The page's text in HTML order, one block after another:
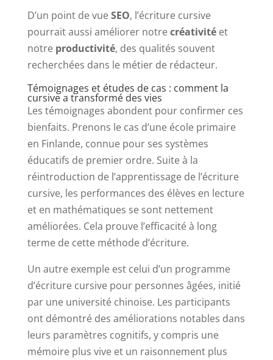
D’un point de vueSEO, l’écriture cursive
pourrait aussi améliorer notrecréativitéet
notre productivité, des qualités souvent
recherchées dans le métier de rédacteur.
Témoignages et études de cas : comment la
cursive a transformé des vies
Les témoignages abondent pour confirmer ces
bienfaits. Prenons le cas d’une école primaire
en Finlande, connue pour ses systèmes
éducatifs de premier ordre. Suite à la
réintroduction de l’apprentissage de l’écriture
cursive, les performances des élèves en lecture
et en mathématiques se sont nettement
améliorées. Cela prouve l’efficacité à long
terme de cette méthode d’écriture.
Un autre exemple est celui d’un programme
d’écriture cursive pour personnes âgées, initié
par une université chinoise. Les participants
ont démontré des améliorations notables dans
leurs paramètres cognitifs, y compris une
mémoire plus vive et un raisonnement plus